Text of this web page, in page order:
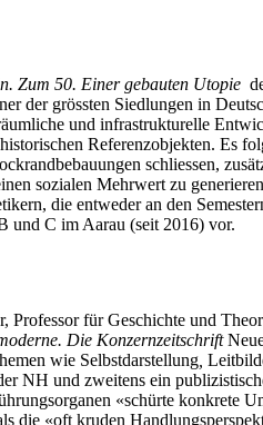
Zum 50. Einer gebauten Utopie
der grössten Siedlungen in
und infrastrukturelle
Referenzobjekten. Es
schliessen,
sozialen Mehrwert zu
die entweder an den
und C im Aarau (seit 2016) vor.
für Geschichte und
Die Konzernzeitschrift
wie Selbstdarstellung
NH und zweitens ein
«schürte konkrete
die «oft kruden